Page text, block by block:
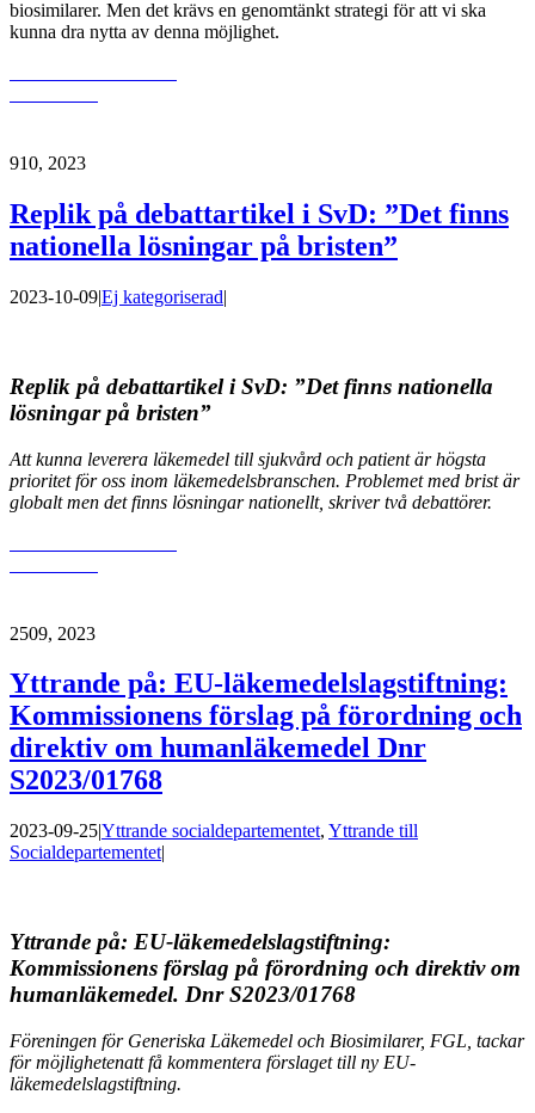
biosimilarer. Men det krävs en genomtänkt strategi för att vi ska
kunna dra nytta av denna möjlighet.
910, 2023
Replik på debattartikel i SvD: ”Det finns
nationella lösningar på bristen”
2023-10-09|Ej kategoriserad|
Replik på debattartikel i SvD: ”Det finns nationella
lösningar på bristen”
Att kunna leverera läkemedel till sjukvård och patient är högsta
prioritet för oss inom läkemedelsbranschen. Problemet med brist är
globalt men det finns lösningarnationellt, skriver två debattörer.
2509, 2023
Yttrande på: EU-läkemedelslagstiftning:
Kommissionens förslag på förordning och
direktiv om humanläkemedel Dnr
S2023/01768
2023-09-25|Yttrande socialdepartementet, Yttrande till
Socialdepartementet|
Yttrande på: EU-läkemedelslagstiftning:
Kommissionens förslag på förordning och direktiv om
humanläkemedel. Dnr S2023/01768
Föreningen för Generiska Läkemedel och Biosimilarer, FGL, tackar
för möjlighetenatt få kommentera förslaget till ny EU-
läkemedelslagstiftning.